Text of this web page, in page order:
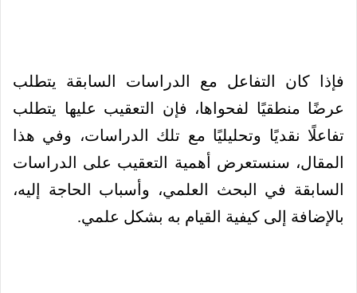
فإذا كان التفاعل مع الدراسات السابقة يتطلب
عرضًا منطقيًا لفحواها، فإن التعقيب عليها يتطلب
تفاعلًا نقديًا وتحليليًا مع تلك الدراسات، وفي هذا
المقال، سنستعرض أهمية التعقيب على الدراسات
السابقة في البحث العلمي، وأسباب الحاجة إليه،
بالإضافة إلى كيفية القيام به بشكل علمي.